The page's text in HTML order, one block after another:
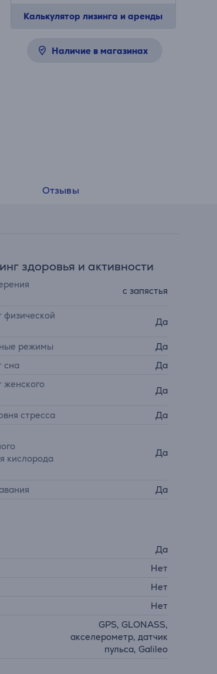
Калькулятор лизинга и аренды
Наличие в магазинах
Отзывы
здоровья и активности
с запястья
Да
режимы
Да
сна
Да
женского
Да
стресса
Да
кислорода
Да
Да
Да
Нет
Нет
Нет
GPS, GLONASS,
акселерометр, датчик
пульса, Galileo